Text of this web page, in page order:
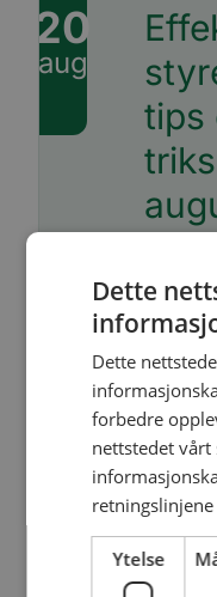
20
aug
tips
Dette
Dette
forbedre
nettstedet
retningslinjene
Ytelse